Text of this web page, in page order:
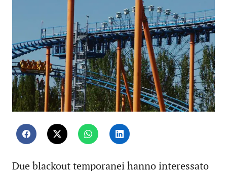
Due blackout temporanei hanno interessato